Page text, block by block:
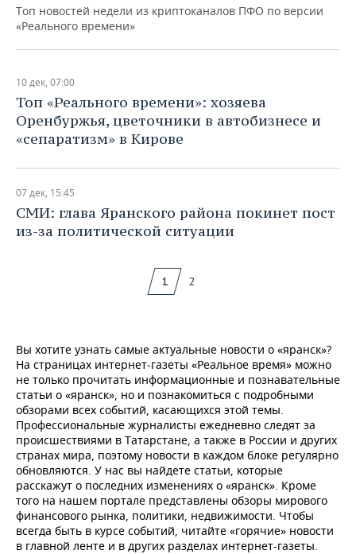
Топ новостей недели из криптоканалов ПФО по версии
«Реального времени»
10 дек, 07:00
Топ «Реального времени»: хозяева
Оренбуржья, цветочники в автобизнесе и
«сепаратизм» в Кирове
07 дек, 15:45
СМИ: глава Яранского района покинет пост
из-за политической ситуации
1 2
Вы хотите узнать самые актуальные новости о «яранск»?
На страницах интернет-газеты «Реальное время» можно
не только прочитать информационные и познавательные
статьи о «яранск», но и познакомиться с подробными
обзорами всех событий, касающихся этой темы.
Профессиональные журналисты ежедневно следят за
происшествиями в Татарстане, а также в России и других
странах мира, поэтому новости в каждом блоке регулярно
обновляются. У нас вы найдете статьи, которые
расскажут о последних изменениях о «яранск». Кроме
того на нашем портале представлены обзоры мирового
финансового рынка, политики, недвижимости. Чтобы
всегда быть в курсе событий, читайте «горячие» новости
в главной ленте и в других разделах интернет-газеты.